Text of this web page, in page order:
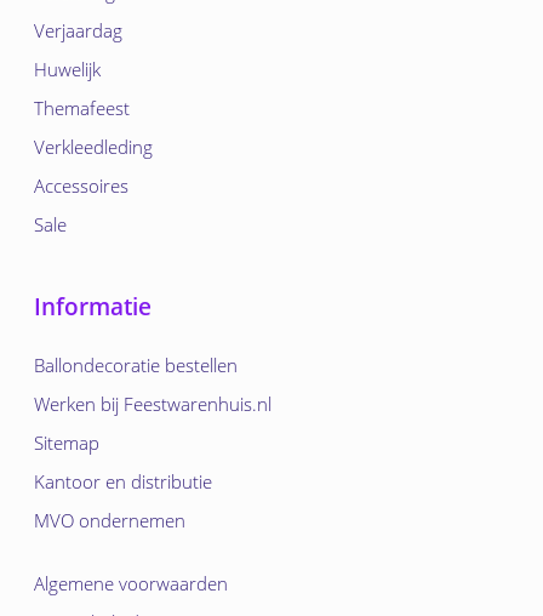
Verjaardag
Huwelijk
Themafeest
Verkleedleding
Accessoires
Sale
Informatie
Ballondecoratie bestellen
Werken bij Feestwarenhuis.nl
Sitemap
Kantoor en distributie
MVO ondernemen
Algemene voorwaarden